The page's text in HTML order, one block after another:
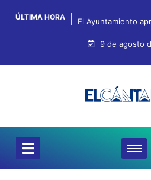
ÚLTIMA HORA El Ayuntamiento
9 de agosto